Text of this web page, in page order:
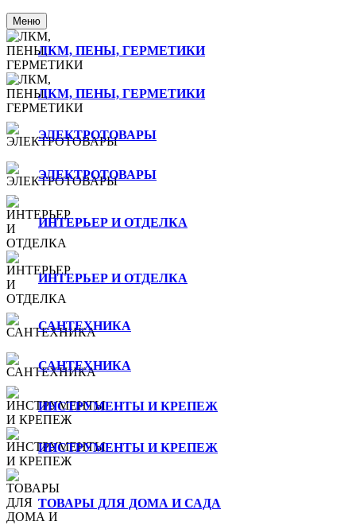
Меню
ЛКМ, ПЕНЫ, ГЕРМЕТИКИ
ЛКМ, ПЕНЫ, ГЕРМЕТИКИ
ЭЛЕКТРОТОВАРЫ
ЭЛЕКТРОТОВАРЫ
ИНТЕРЬЕР И ОТДЕЛКА
ИНТЕРЬЕР И ОТДЕЛКА
САНТЕХНИКА
САНТЕХНИКА
ИНСТРУМЕНТЫ И КРЕПЕЖ
ИНСТРУМЕНТЫ И КРЕПЕЖ
ТОВАРЫ ДЛЯ ДОМА И САДА